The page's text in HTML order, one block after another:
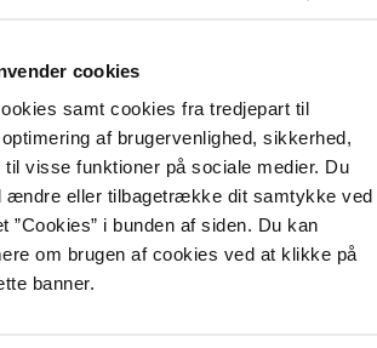
cookies
samt cookies fra tredjepart til
af brugervenlighed, sikkerhed,
til visse funktioner på sociale medier. Du
ændre eller tilbagetrække dit samtykke ved
”Cookies” i bunden af siden. Du kan
om brugen af cookies ved at klikke på
banner.
ligge henover min ferie?
eller tilbudsfrist ligge henover